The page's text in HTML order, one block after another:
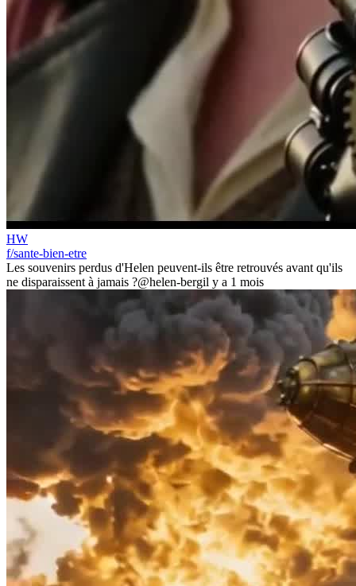
HW
f/sante-bien-etre
Les souvenirs perdus d'Helen peuvent-ils être retrouvés avant qu'ils
ne disparaissent à jamais ?@helen-bergil y a 1 mois